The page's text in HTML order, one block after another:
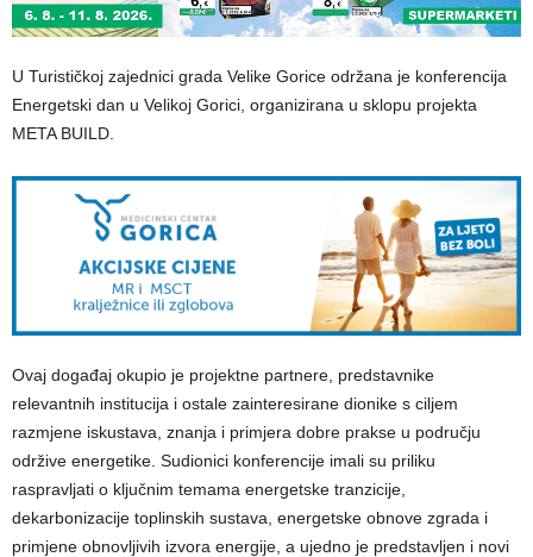
U Turističkoj zajednici grada Velike Gorice održana je konferencija
Energetski dan u Velikoj Gorici, organizirana u sklopu projekta
META BUILD.
Ovaj događaj okupio je projektne partnere, predstavnike
relevantnih institucija i ostale zainteresirane dionike s ciljem
razmjene iskustava, znanja i primjera dobre prakse u području
održive energetike. Sudionici konferencije imali su priliku
raspravljati o ključnim temama energetske tranzicije,
dekarbonizacije toplinskih sustava, energetske obnove zgrada i
primjene obnovljivih izvora energije, a ujedno je predstavljen i novi